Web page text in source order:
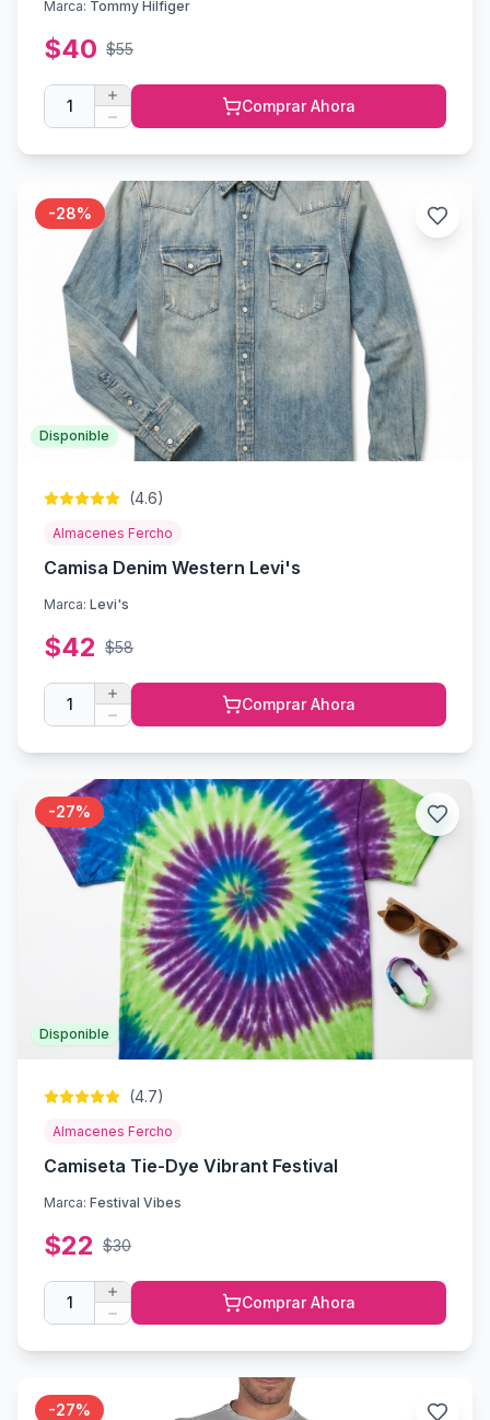
Marca: Tommy Hilfiger
$40 $55
1 Comprar Ahora
-28%
Disponible
(4.6)
Almacenes Fercho
Camisa Denim Western Levi's
Marca: Levi's
$42 $58
1 Comprar Ahora
-27%
Disponible
(4.7)
Almacenes Fercho
Camiseta Tie-Dye Vibrant Festival
Marca: Festival Vibes
$22 $30
1 Comprar Ahora
-27%